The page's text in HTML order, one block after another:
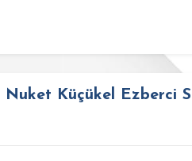
Nuket Küçükel Ezberci